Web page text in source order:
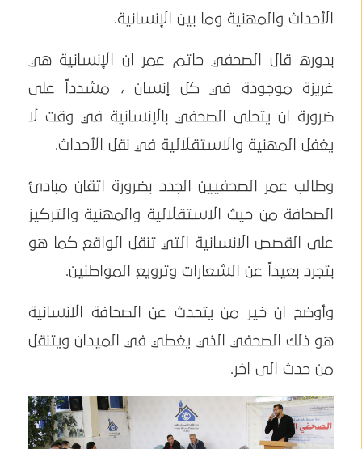
الأحداث والمهنية وما بين الإنسانية.
بدوره قال الصحفي حاتم عمر ان الإنسانية هي
غريزة موجودة في كل إنسان ، مشدداً على
ضرورة ان يتحلى الصحفي بالإنسانية في وقت لا
يغفل المهنية والاستقلالية في نقل الأحداث.
وطالب عمر الصحفيين الجدد بضرورة اتقان مبادئ
الصحافة من حيث الاستقلالية والمهنية والتركيز
على القصص الانسانية التي تنقل الواقع كما هو
بتجرد بعيداً عن الشعارات وترويع المواطنين.
وأوضح ان خير من يتحدث عن الصحافة الانسانية
هو ذلك الصحفي الذي يغطي في الميدان ويتنقل
من حدث الى اخر.